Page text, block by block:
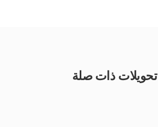
تحويلات ذات صلة